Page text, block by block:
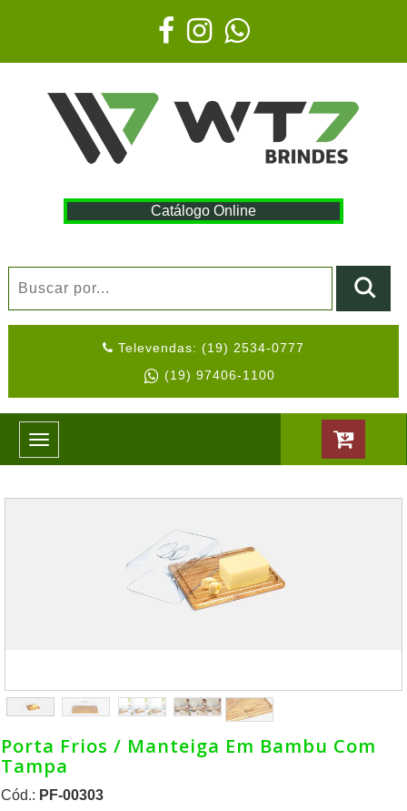
Catálogo Online
Televendas: (19) 2534-0777
(19) 97406-1100
Toggle
navigation
Porta Frios / Manteiga Em Bambu Com
Tampa
Cód.: PF-00303